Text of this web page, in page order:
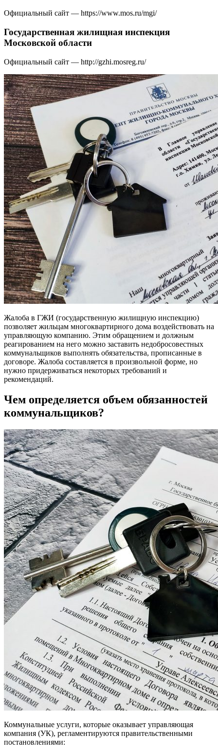
Официальный сайт — https://www.mos.ru/mgi/
Государственная жилищная инспекция
Московской области
Официальный сайт — http://gzhi.mosreg.ru/
Жалоба в ГЖИ (государственную жилищную инспекцию)
позволяет жильцам многоквартирного дома воздействовать на
управляющую компанию. Этим обращением и должным
реагированием на него можно заставить недобросовестных
коммунальщиков выполнять обязательства, прописанные в
договоре. Жалоба составляется в произвольной форме, но
нужно придерживаться некоторых требований и
рекомендаций.
Чем определяется объем обязанностей
коммунальщиков?
Коммунальные услуги, которые оказывает управляющая
компания (УК), регламентируются правительственными
постановлениями: